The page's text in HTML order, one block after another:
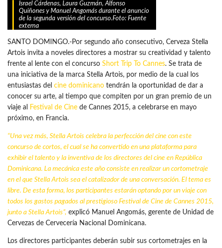
Israel Cárdenas, Laura Guzmán, Alfonso
Quiñones y Manuel Angomás durante el anuncio
de la segunda versión del concurso.Foto: Fuente
externa
SANTO DOMINGO.-Por segundo año consecutivo, Cerveza Stella
Artois invita a noveles directores a mostrar su creatividad y talento
frente al lente con el concurso Short Trip To Cannes. Se trata de
una iniciativa de la marca Stella Artois, por medio de la cual los
entusiastas del cine dominicano tendrán la oportunidad de dar a
conocer su arte, al tiempo que compiten por un gran premio de un
viaje al
Festival de Cine de Cannes 2015, a celebrarse en mayo
próximo, en Francia.
“Una vez más, Stella Artois celebra la perfección del cine con este
concurso de cortos, el cual se ha convertido en una plataforma para
exhibir el talento y la inventiva de los directores del cine en República
Dominicana. La mecánica este año consiste en realizar un cortometraje
en el que Stella Artois sea el catalizador de una conversación. El tema es
libre. De esta forma, los participantes estarán optando por un viaje con
todos los gastos pagados al prestigioso Festival de Cine de Cannes 2015,
junto a Stella Artois”, explicó Manuel Angomás, gerente de Unidad de
Cervezas de Cervecería Nacional Dominicana.
Los directores participantes deberán subir sus cortometrajes en la